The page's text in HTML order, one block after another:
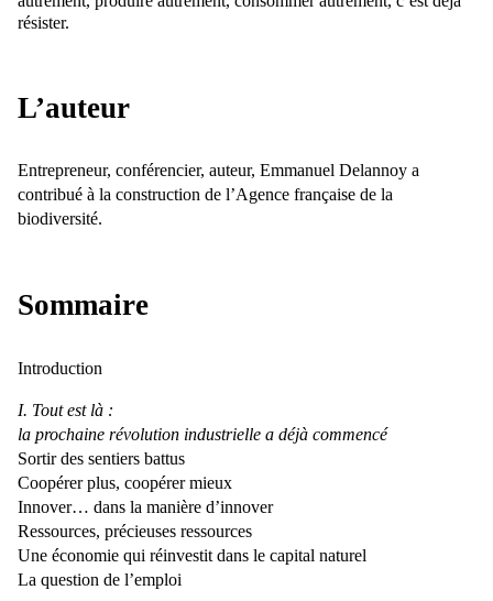
résister.
L’auteur
Entrepreneur, conférencier, auteur, Emmanuel Delannoy a
contribué à la construction de l’Agence française de la
biodiversité.
Sommaire
Introduction
I. Tout est là :
la prochaine révolution industrielle a déjà commencé
Sortir des sentiers battus
Coopérer plus, coopérer mieux
Innover… dans la manière d’innover
Ressources, précieuses ressources
Une économie qui réinvestit dans le capital naturel
La question de l’emploi